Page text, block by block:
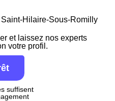
Hilaire-Sous-Romilly
et laissez nos experts
votre profil.
suffisent